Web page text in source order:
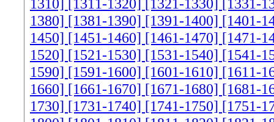
1380] [1381-1390] [1391-1400] [1401-
1450] [1451-1460] [1461-1470] [1471-
1520] [1521-1530] [1531-1540] [1541-
1590] [1591-1600] [1601-1610] [1611-
1660] [1661-1670] [1671-1680] [1681-
1730] [1731-1740] [1741-1750] [1751-